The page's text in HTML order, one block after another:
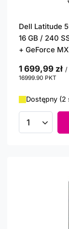
Dell Latitude
16 GB / 240
+ GeForce
1 699,99 zł /
16999.90 PKT
Dostępny (2
Ilość